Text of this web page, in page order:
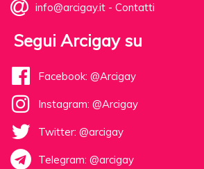
info@arcigay.it - Contatti
Segui Arcigay su
Facebook: @Arcigay
Instagram: @Arcigay
Twitter: @arcigay
Telegram: @arcigay